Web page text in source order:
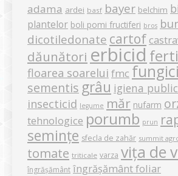
adama ardei basf bayer belchim
plantelor boli pomi fructiferi bros
dicotiledonate cartof
dăunători erbicid
floarea soarelui fmc
sementis grâu igiena
insecticid legume măr nufarm
tehnologice porumb prun
semințe sfecla de zahăr summit
tomate triticale varza vița de
îngrășământ îngrășământ foliar